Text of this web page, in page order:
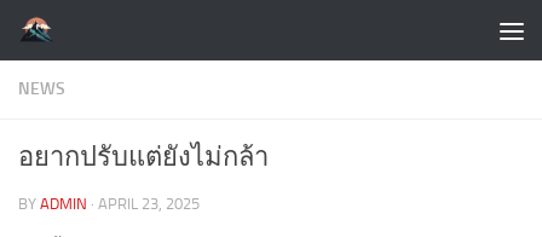
Skip to content
NEWS
อยากปรับแต่ยังไม่กล้า
BY ADMIN · APRIL 23, 2025